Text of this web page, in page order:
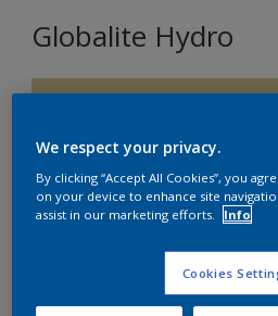
Globalite Hydro
Format
5L
We respect your privacy.
By clicking “Accept All Cookies”, you
on your device to enhance site
assist in our marketing efforts.
Info
Cookies